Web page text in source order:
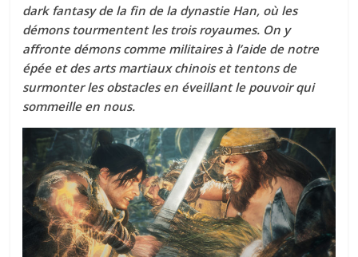
dark fantasy de la fin de la dynastie Han, où les
démons tourmentent les trois royaumes. On y
affronte démons comme militaires à l’aide de notre
épée et des arts martiaux chinois et tentons de
surmonter les obstacles en éveillant le pouvoir qui
sommeille en nous.